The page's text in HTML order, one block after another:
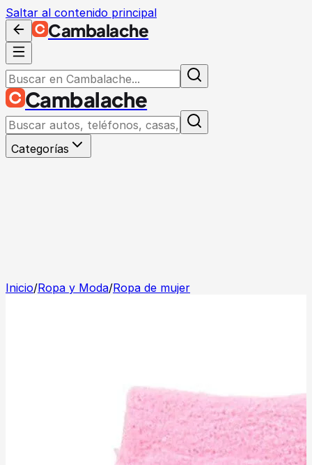
Saltar al contenido principal
Cambalache
Cambalache
Categorías
Inicio/Ropa y Moda/Ropa de mujer